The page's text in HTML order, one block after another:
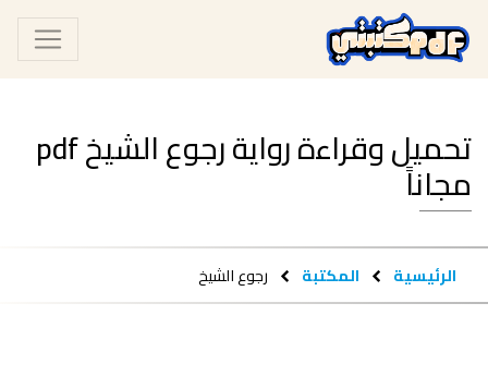
تحميل وقراءة رواية رجوع الشيخ pdf
مجاناً
الرئيسية المكتبة رجوع الشيخ